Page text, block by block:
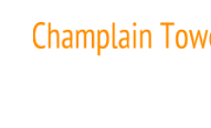
content